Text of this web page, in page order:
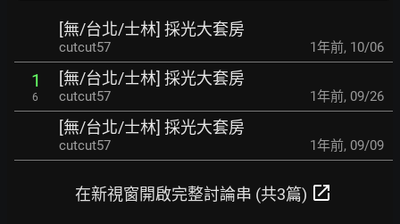
[無/台北/士林] 採光大套房
cutcut57 1年前, 10/06
1
6
[無/台北/士林] 採光大套房
cutcut57 1年前, 09/26
[無/台北/士林] 採光大套房
cutcut57 1年前, 09/09
在新視窗開啟完整討論串 (共3篇) open_in_new